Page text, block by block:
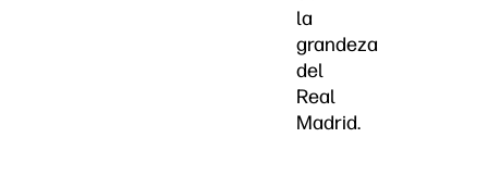
la
grandeza
del
Real
Madrid.